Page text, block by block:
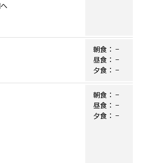
朝食： −
昼食： −
夕食： −
朝食： −
昼食： −
夕食： −